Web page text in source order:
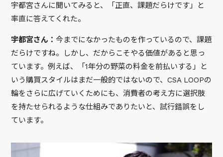
宇都宮さんに聞いてみると、「正直、課題だらけです」と
率直に答えてくれた。
宇都宮さん：今までになかったものを作っているので、課題
だらけですね。しかし、だからこそやる価値があると思っ
ています。例えば、「1年分の野菜の料金を前払いする」と
いう購買スタイルはまだ一般的ではないので、CSA LOOPの
輪をさらに広げていくためにも、消費者の考え方に選択肢
を持たせられるような仕組みでありたいと、試行錯誤をし
ています。